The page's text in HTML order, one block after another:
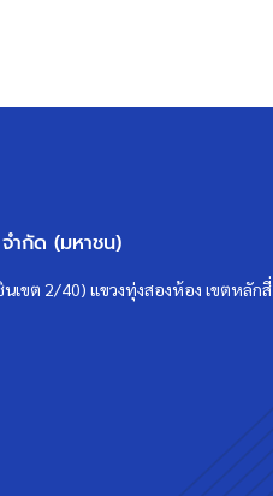
ำกัด (มหาชน)
เขต 2/40) แขวงทุ่งสองห้อง เขตหลักสี่